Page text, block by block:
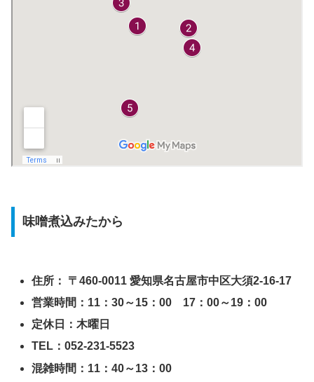
味噌煮込みたから
住所： 〒460-0011 愛知県名古屋市中区大須2-16-17
営業時間：11：30～15：00 17：00～19：00
定休日：木曜日
TEL：052-231-5523
混雑時間：11：40～13：00